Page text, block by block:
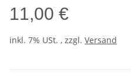
11,00 €
inkl. 7% USt. , zzgl. Versand